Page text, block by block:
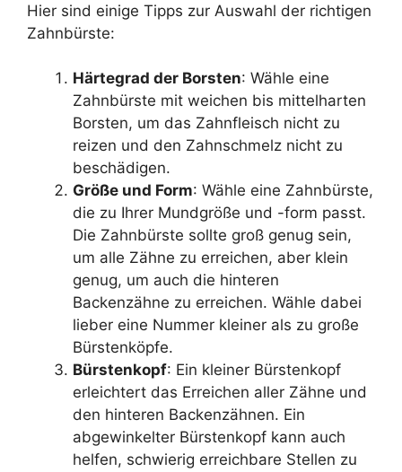
Hier sind einige Tipps zur Auswahl der richtigen
Zahnbürste:
Härtegrad der Borsten: Wähle eine
Zahnbürste mit weichen bis mittelharten
Borsten, um das Zahnfleisch nicht zu
reizen und den Zahnschmelz nicht zu
beschädigen.
Größe und Form: Wähle eine Zahnbürste,
die zu Ihrer Mundgröße und -form passt.
Die Zahnbürste sollte groß genug sein,
um alle Zähne zu erreichen, aber klein
genug, um auch die hinteren
Backenzähne zu erreichen. Wähle dabei
lieber eine Nummer kleiner als zu große
Bürstenköpfe.
Bürstenkopf: Ein kleiner Bürstenkopf
erleichtert das Erreichen aller Zähne und
den hinteren Backenzähnen. Ein
abgewinkelter Bürstenkopf kann auch
helfen, schwierig erreichbare Stellen zu